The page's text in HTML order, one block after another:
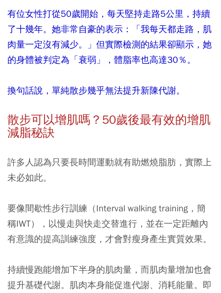
有位女性打從50歲開始，每天堅持走路5公里，持續
了十幾年。她非常自豪的表示：「我每天都走路，肌
肉量一定沒有減少。」但實際檢測的結果卻顯示，她
的身體被判定為「衰弱」，體脂率也高達30％。
換句話說，單純散步幾乎無法提升新陳代謝。
散步可以增肌嗎？50歲後最有效的增肌
減脂秘訣
許多人認為只要長時間運動就有助燃燒脂肪，實際上
未必如此。
要像間歇性步行訓練（Interval walking training，簡
稱IWT），以慢走與快走交替進行，並在一定距離內
有意識的提高訓練強度，才會對瘦身產生實質效果。
持續慢跑能增加下半身的肌肉量，而肌肉量增加也會
提升基礎代謝。肌肉本身能促進代謝、消耗能量。即